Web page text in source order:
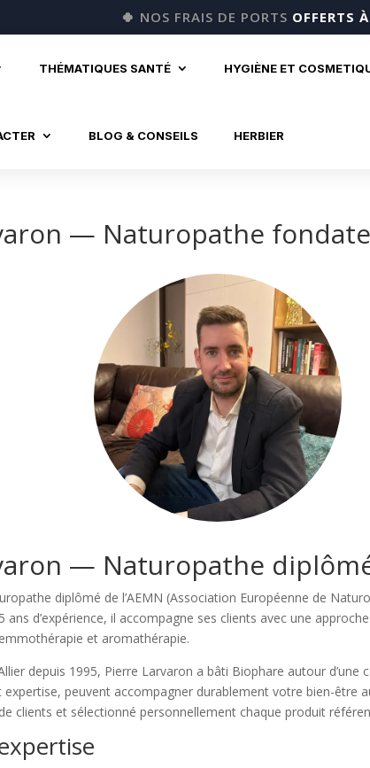
🍀 NOS FRAIS DE PORTS OFFERTS
THÉMATIQUES SANTÉ HYGIÈNE ET
BLOG & CONSEILS HERBIER
— Naturopathe
— Naturopathe
diplômé de l’AEMN (Association Européenne de
ans d’expérience, il accompagne ses clients avec une
et aromathérapie.
depuis 1995, Pierre Larvaron a bâti Biophare autour
peuvent accompagner durablement votre bien-être
clients et sélectionné personnellement chaque produit